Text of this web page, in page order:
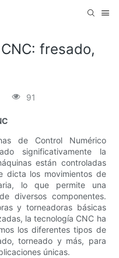
fresado,
91
de Control Numérico
significativamente la
están controladas
dicta los movimientos de
lo que permite una
diversos componentes.
y torneadoras básicas
la tecnología CNC ha
los diferentes tipos de
torneado y más, para
únicas.